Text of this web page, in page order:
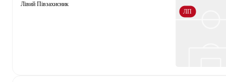
Лівий Півзахисник
ЛП